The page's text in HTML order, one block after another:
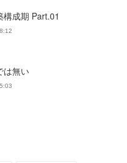
構成期 Part.01
は無い